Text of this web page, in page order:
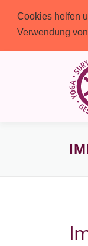
Cookies helfen
Verwendung